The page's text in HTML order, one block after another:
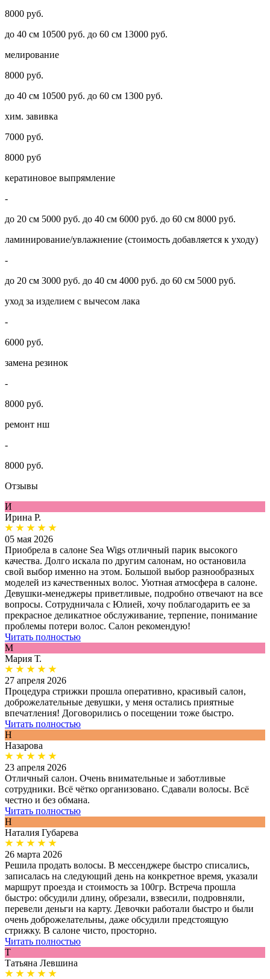
8000 руб.
до 40 см 10500 руб. до 60 см 13000 руб.
мелирование
8000 руб.
до 40 см 10500 руб. до 60 см 1300 руб.
хим. завивка
7000 руб.
8000 руб
кератиновое выпрямление
-
до 20 см 5000 руб. до 40 см 6000 руб. до 60 см 8000 руб.
ламинирование/увлажнение (стоимость добавляется к уходу)
-
до 20 см 3000 руб. до 40 см 4000 руб. до 60 см 5000 руб.
уход за изделием с вычесом лака
-
6000 руб.
замена резинок
-
8000 руб.
ремонт нш
-
8000 руб.
Отзывы
И
Ирина Р.
05 мая 2026
Приобрела в салоне Sea Wigs отличный парик высокого
качества. Долго искала по другим салонам, но остановила
свой выбор именно на этом. Большой выбор разнообразных
моделей из качественных волос. Уютная атмосфера в салоне.
Девушки-менеджеры приветливые, подробно отвечают на все
вопросы. Сотрудничала с Юлией, хочу поблагодарить ее за
прекрасное деликатное обслуживание, терпение, понимание
проблемы потери волос. Салон рекомендую!
Читать полностью
М
Мария Т.
27 апреля 2026
Процедура стрижки прошла оперативно, красивый салон,
доброжелательные девушки, у меня остались приятные
впечатления! Договорились о посещении тоже быстро.
Читать полностью
Н
Назарова
23 апреля 2026
Отличный салон. Очень внимательные и заботливые
сотрудники. Всё чётко организовано. Сдавали волосы. Всё
честно и без обмана.
Читать полностью
Н
Наталия Губарева
26 марта 2026
Решила продать волосы. В мессенджере быстро списались,
записалась на следующий день на конкретное время, указали
маршрут проезда и стоимость за 100гр. Встреча прошла
быстро: обсудили длину, обрезали, взвесили, подровняли,
перевели деньги на карту. Девочки работали быстро и были
очень доброжелательны, даже обсудили предстоящую
стрижку. В салоне чисто, просторно.
Читать полностью
Т
Татьяна Левшина